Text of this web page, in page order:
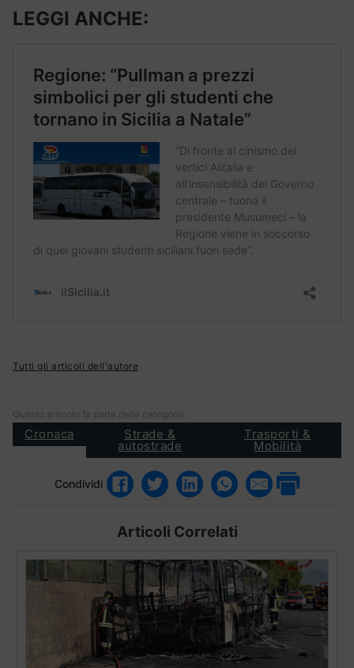
LEGGI ANCHE:
Tutti gli articoli dell'autore
Questo articolo fa parte delle categorie:
Cronaca Strade &
autostrade
Trasporti &
Mobilità
Condividi
Articoli Correlati